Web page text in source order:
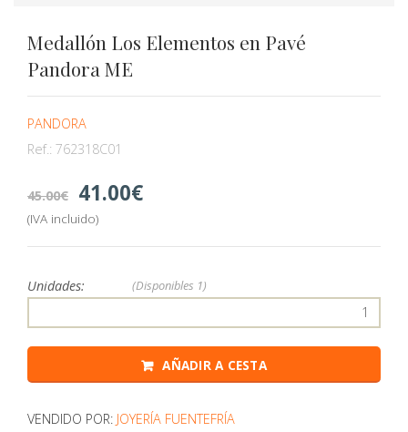
Medallón Los Elementos en Pavé
Pandora ME
PANDORA
Ref.: 762318C01
45.00 41.00
(IVA incluido)
Unidades: (Disponibles 1)
AÑADIR A CESTA
VENDIDO POR: JOYERÍA FUENTEFRÍA